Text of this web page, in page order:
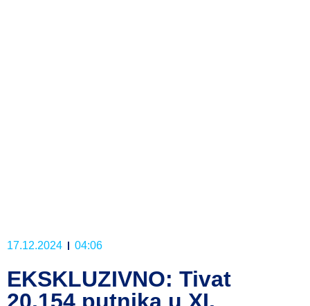
17.12.2024 04:06
EKSKLUZIVNO: Tivat